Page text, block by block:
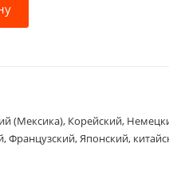
(Мексика), Корейский,
Французский, Японский,